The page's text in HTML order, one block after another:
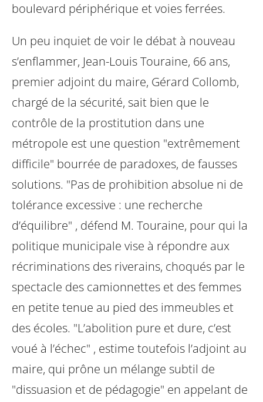
boulevard périphérique et voies ferrées.
Un peu inquiet de voir le débat à nouveau
s’enflammer, Jean-Louis Touraine, 66 ans,
premier adjoint du maire, Gérard Collomb,
chargé de la sécurité, sait bien que le
contrôle de la prostitution dans une
métropole est une question "extrêmement
difficile" bourrée de paradoxes, de fausses
solutions. "Pas de prohibition absolue ni de
tolérance excessive : une recherche
d’équilibre" , défend M. Touraine, pour qui la
politique municipale vise à répondre aux
récriminations des riverains, choqués par le
spectacle des camionnettes et des femmes
en petite tenue au pied des immeubles et
des écoles. "L’abolition pure et dure, c’est
voué à l’échec" , estime toutefois l’adjoint au
maire, qui prône un mélange subtil de
"dissuasion et de pédagogie" en appelant de